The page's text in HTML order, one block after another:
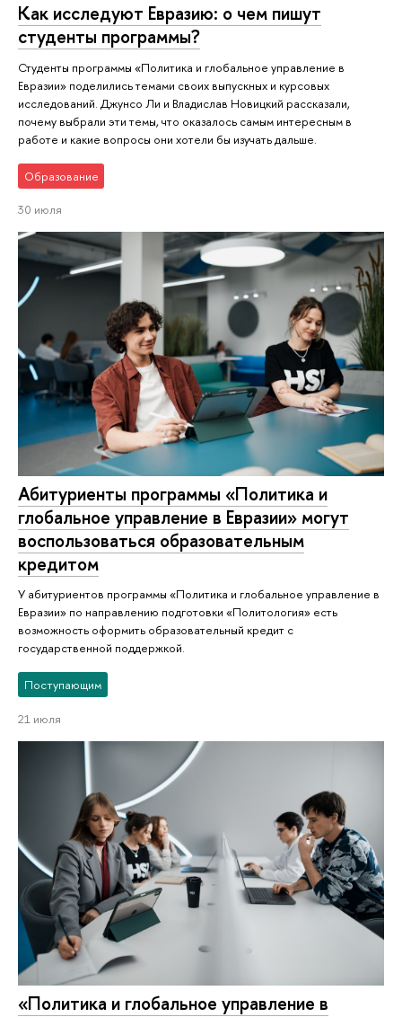
Как исследуют Евразию: о чем пишут
студенты программы?
Студенты программы «Политика и глобальное управление в
Евразии» поделились темами своих выпускных и курсовых
исследований. Джунсо Ли и Владислав Новицкий рассказали,
почему выбрали эти темы, что оказалось самым интересным в
работе и какие вопросы они хотели бы изучать дальше.
Образование
30 июля
Абитуриенты программы «Политика и
глобальное управление в Евразии» могут
воспользоваться образовательным
кредитом
У абитуриентов программы «Политика и глобальное управление в
Евразии» по направлению подготовки «Политология» есть
возможность оформить образовательный кредит с
государственной поддержкой.
Поступающим
21 июля
«Политика и глобальное управление в